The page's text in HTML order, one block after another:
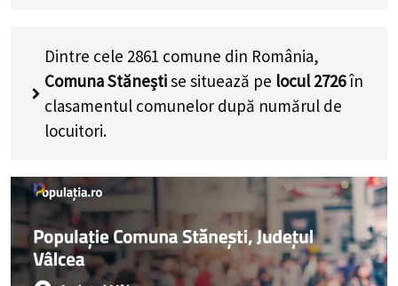
Dintre cele 2861 comune din România,
Comuna Stăneștise situează pe locul 2726în
clasamentul comunelor după numărul de
locuitori.